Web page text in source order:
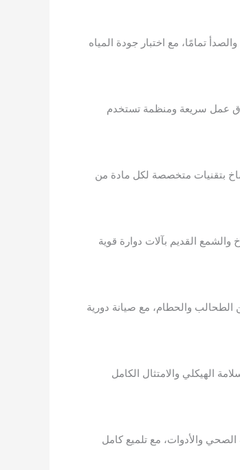
تمامًا، مع اختبار جودة المياه
عمل سريعة ومنظمة تستخدم
بتقنيات متخصصة لكل مادة من
القديم بآلات دوارة قوية
والحطام، مع صيانة دورية
الهيكلي والامتثال الكامل
والأدوات، مع تلميع كامل